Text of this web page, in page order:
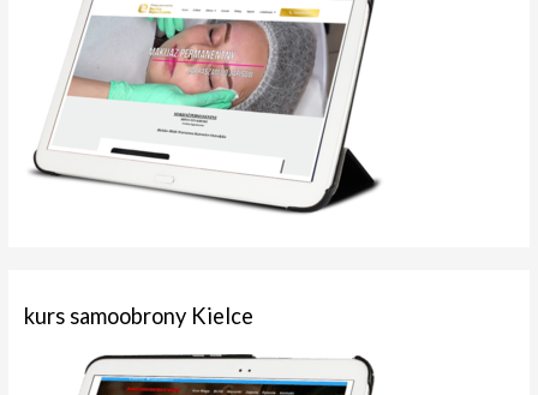
kurs samoobrony Kielce